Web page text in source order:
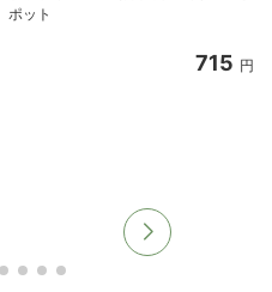
ポット
715 円